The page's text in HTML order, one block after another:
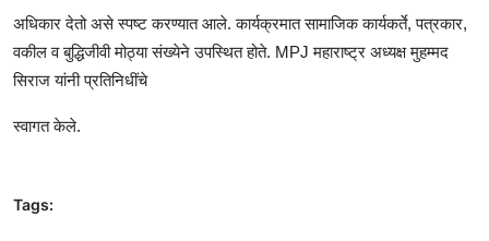
अधिकार देतो असे स्पष्ट करण्यात आले. कार्यक्रमात सामाजिक कार्यकर्ते, पत्रकार,
वकील व बुद्धिजीवी मोठ्या संख्येने उपस्थित होते. MPJ महाराष्ट्र अध्यक्ष मुहम्मद
सिराज यांनी प्रतिनिधींचे
स्वागत केले.
Tags: